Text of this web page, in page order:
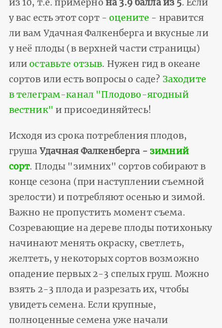
из 10, т.е. примерно на 3.9 балла из 5. Если
у вас есть этот сорт -оцените - нравится
ли вам Удачная Фалкенберга и вкусные ли
у неё плоды (в верхней части страницы)
илиоставьте отзыв. Нужен гид в океане
сортов или есть вопросы о саде? Заходите
в телеграм-канал "Плодово-ягодный
вестник" и присоединяйтесь!
Исходя из срока потребления плодов,
груша Удачная Фалкенберга - зимний
сорт. Плоды "зимних" сортов собирают в
конце сезона (при наступлении съемной
зрелости) и потребляют осенью и зимой.
Важно не пропустить момент съема.
Созревающие на дереве плоды потихоньку
начинают менять окраску, светлеть,
желтеть, у некоторых сортов возможно
опадение первых 2-3 спелых груш. Можно
взять 2-3 плода и разрезать их, чтобы
увидеть семена. Если крупные,
полноценные семена уже начали